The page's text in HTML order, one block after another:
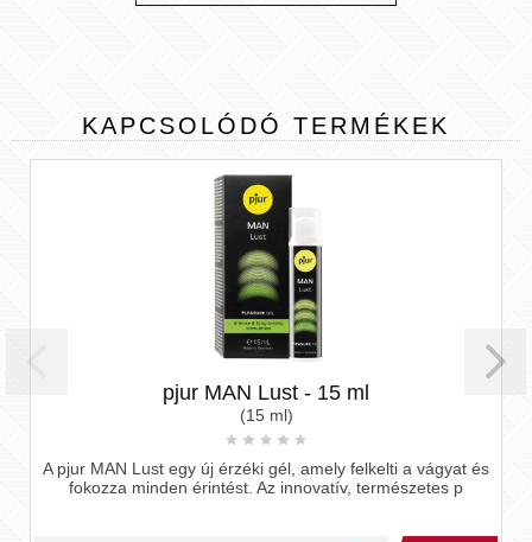
KAPCSOLÓDÓ TERMÉKEK
pjur MAN Lust - 15 ml
Lust egy új érzéki gél, amely felkelti a vágyat és
minden érintést. Az innovatív, természetes p